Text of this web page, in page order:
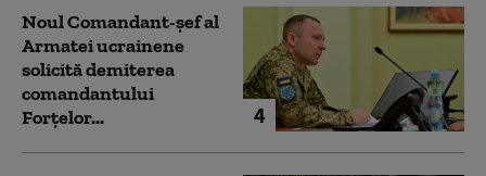
4
Noul Comandant-șef al
Armatei ucrainene
solicită demiterea
comandantului
Forțelor...